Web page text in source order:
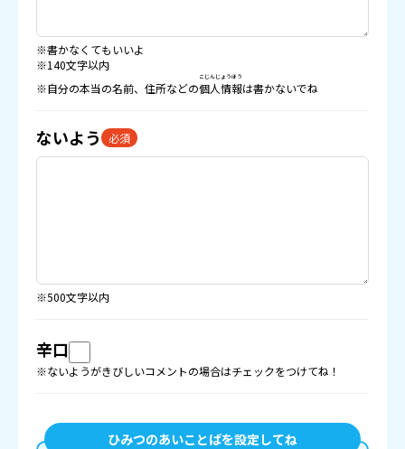
※書かなくてもいいよ
※140文字以内
※自分の本当の名前、住所などの個人情報
こじんじょうほう
は書かないでね
ないよう 必須
※500文字以内
辛口
※ないようがきびしいコメントの場合はチェックをつけてね！
ひみつのあいことばを設定してね